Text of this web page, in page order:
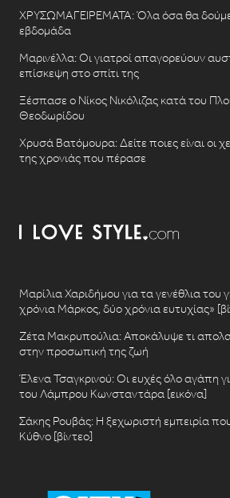
ΧΡΥΣΩΜΑΓΕΙΡΕΜΑΤΑ: Όλα όσα θα
εβδομάδα
Μαρινέλλα: Οι γιατροί απαγορεύουν
επίσκεψη στο σπίτι της
Ξέσπασε ο Νίκος Νικόλιζας κατά του
Θεοδωρίδου
Χρυσά Βατόμουρα: Δείτε ποιες είναι οι
της χρονιάς που πέρασε
Μαρίλια Χαριδήμου για τα γενέθλια του
χρόνια Μάρκος, δύο χρόνια ευτυχίας»
Ζέτα Μακρυπούλια: Αποκάλυψε τι
στην προσωπική της ζωή
Έλενα Τσαγκρινού: Οι ευχές όλο αγάπη
του Λάμπρου Κωνσταντάρα [εικόνα]
Σάκης Ρουβάς: Η ξεχωριστή εμπειρία
Κύθνο [βίντεο]